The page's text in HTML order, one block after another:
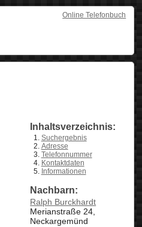
Online Telefonbuch
Inhaltsverzeichnis:
Suchergebnis
Adresse
Telefonnummer
Kontaktdaten
Informationen
Nachbarn:
Ralph Burckhardt
Merianstraße 24,
Neckargemünd